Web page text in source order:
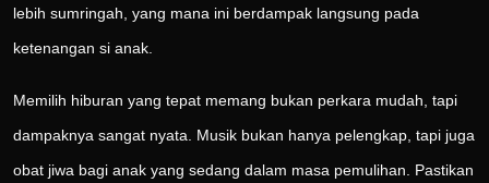
lebih sumringah, yang mana ini berdampak langsung pada
ketenangan si anak.
Memilih hiburan yang tepat memang bukan perkara mudah, tapi
dampaknya sangat nyata. Musik bukan hanya pelengkap, tapi juga
obat jiwa bagi anak yang sedang dalam masa pemulihan. Pastikan